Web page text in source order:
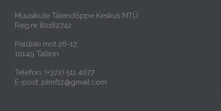
Muusikute Täiendõppe Keskus MTÜ
Reg.nr 80182742
Paldiski mnt 26-17,
10149 Tallinn
Telefon: (+372) 511 4077
E-post: plmf12@gmail.com